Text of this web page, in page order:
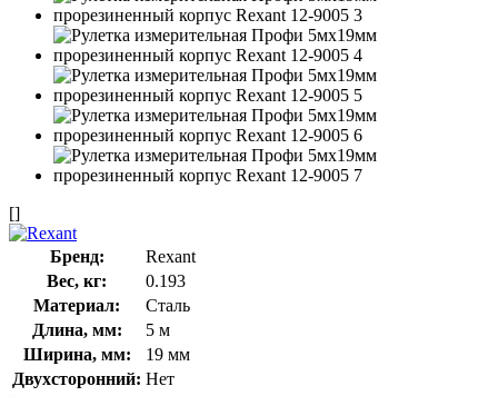
[]
Бренд:
Rexant
Вес, кг:
0.193
Материал:
Сталь
Длина, мм:
5 м
Ширина, мм:
19 мм
Двухсторонний: Нет